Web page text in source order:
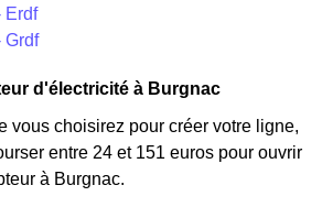
Erdf
Grdf
d'électricité à Burgnac
vous choisirez pour créer votre ligne,
entre 24 et 151 euros pour ouvrir
à Burgnac.